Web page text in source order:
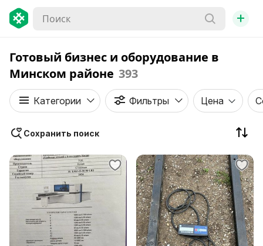
+
Готовый бизнес и оборудование в
Минском районе 393
Категории Фильтры Цена
Сохранить поиск